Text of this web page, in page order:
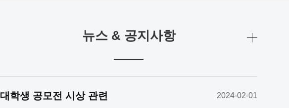
뉴스 & 공지사항
대학생 공모전 시상 관련 2024-02-01